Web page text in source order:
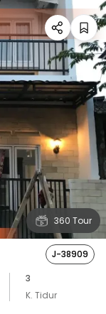
360 Tour
J-38909
3
K. Tidur